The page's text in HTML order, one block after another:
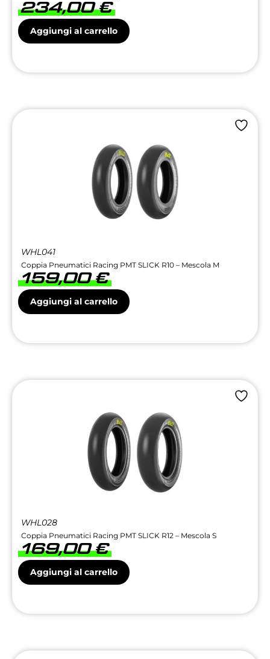
234,00€
Aggiungi al carrello
WHL041
Coppia Pneumatici Racing PMT SLICK R10 – Mescola M
159,00€
Aggiungi al carrello
WHL028
Coppia Pneumatici Racing PMT SLICK R12 – Mescola S
169,00€
Aggiungi al carrello